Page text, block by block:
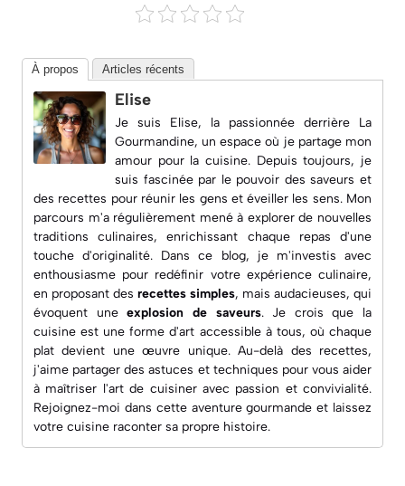
À propos Articles récents
Elise
Je suis Elise, la passionnée derrière La
Gourmandine, un espace où je partage mon
amour pour la cuisine. Depuis toujours, je
suis fascinée par le pouvoir des saveurs et
des recettes pour réunir les gens et éveiller les sens. Mon
parcours m'a régulièrement mené à explorer de nouvelles
traditions culinaires, enrichissant chaque repas d'une
touche d'originalité. Dans ce blog, je m'investis avec
enthousiasme pour redéfinir votre expérience culinaire,
en proposant des recettes simples, mais audacieuses, qui
évoquent uneexplosion de saveurs. Je crois que la
cuisine est une forme d'art accessible à tous, où chaque
plat devient une œuvre unique. Au-delà des recettes,
j'aime partager des astuces et techniques pour vous aider
à maîtriser l'art de cuisiner avec passion et convivialité.
Rejoignez-moi dans cette aventure gourmande et laissez
votre cuisine raconter sa propre histoire.